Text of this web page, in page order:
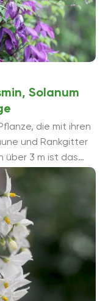
Solanum
die mit ihren
und Rankgitter
über 3 m ist das